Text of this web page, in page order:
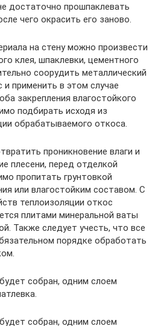
достаточно прошпаклевать
чего окрасить его заново.
на стену можно произвести
клея, шпаклевки, цементного
соорудить металлический
и применить в этом случае
закрепления влагостойкого
подбирать исходя из
обрабатываемого откоса.
проникновение влаги и
плесени, перед отделкой
пропитать грунтовкой
или влагостойким составом. С
теплоизоляции откос
плитами минеральной ваты
Также следует учесть, что все
порядке обработать
собран, одним слоем
собран, одним слоем